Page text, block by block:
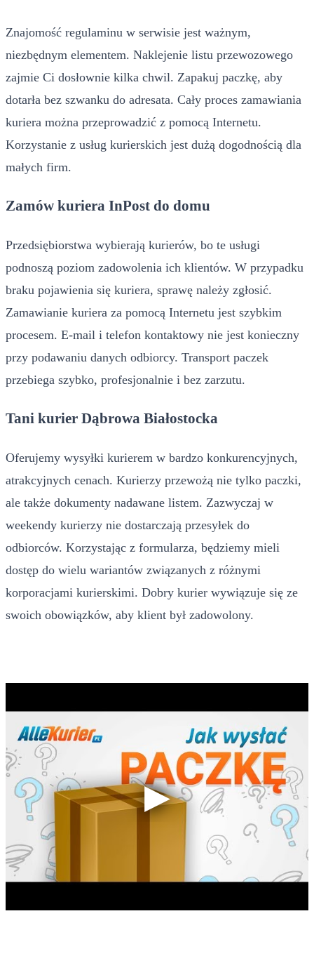
Znajomość regulaminu w serwisie jest ważnym,
niezbędnym elementem. Naklejenie listu przewozowego
zajmie Ci dosłownie kilka chwil. Zapakuj paczkę, aby
dotarła bez szwanku do adresata. Cały proces zamawiania
kuriera można przeprowadzić z pomocą Internetu.
Korzystanie z usług kurierskich jest dużą dogodnością dla
małych firm.
Zamów kuriera InPost do domu
Przedsiębiorstwa wybierają kurierów, bo te usługi
podnoszą poziom zadowolenia ich klientów. W przypadku
braku pojawienia się kuriera, sprawę należy zgłosić.
Zamawianie kuriera za pomocą Internetu jest szybkim
procesem. E-mail i telefon kontaktowy nie jest konieczny
przy podawaniu danych odbiorcy. Transport paczek
przebiega szybko, profesjonalnie i bez zarzutu.
Tani kurier Dąbrowa Białostocka
Oferujemy wysyłki kurierem w bardzo konkurencyjnych,
atrakcyjnych cenach. Kurierzy przewożą nie tylko paczki,
ale także dokumenty nadawane listem. Zazwyczaj w
weekendy kurierzy nie dostarczają przesyłek do
odbiorców. Korzystając z formularza, będziemy mieli
dostęp do wielu wariantów związanych z różnymi
korporacjami kurierskimi. Dobry kurier wywiązuje się ze
swoich obowiązków, aby klient był zadowolony.